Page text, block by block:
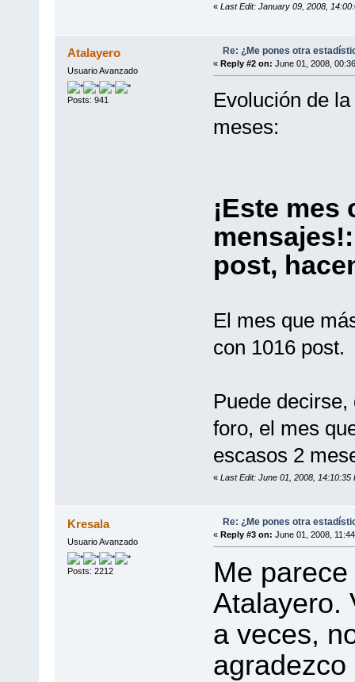
« Last Edit: January 09, 2008,
Atalayero
Usuario Avanzado
Posts: 941
Re: ¿Me pones otra
« Reply #2 on: June 01, 2008,
Evolución de
meses:
¡Este mes
post,
El mes que
con 1016 post.
Puede
foro, el mes
escasos 2
« Last Edit: June 01, 2008, 14:10:35
Kresala
Usuario Avanzado
Posts: 2212
Re: ¿Me pones otra
« Reply #3 on: June 01, 2008,
Me
Atalayero.
a veces,